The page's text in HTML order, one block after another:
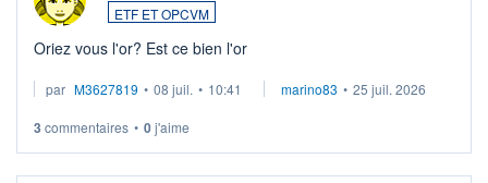
ETF ET OPCVM
Oriez vous l'or? Est ce bien l'or
par M3627819 • 08 juil. • 10:41 marino83 • 25 juil. 2026
3 commentaires • 0j'aime